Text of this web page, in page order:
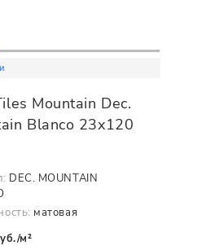
Mountain Dec.
Blanco 23x120
DEC. MOUNTAIN
матовая
м²